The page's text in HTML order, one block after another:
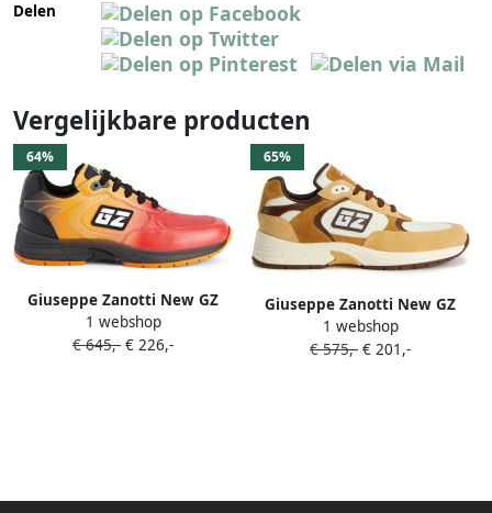
Delen
Vergelijkbare producten
64%
Giuseppe Zanotti New GZ
Runner low-top sneakers
Rood
1 webshop
€ 645,- € 226,-
65%
Giuseppe Zanotti New GZ
Runner low-top sneakers
Beige
1 webshop
€ 575,- € 201,-